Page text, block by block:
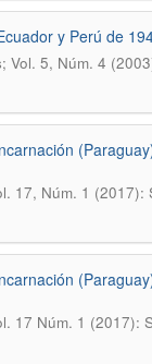
y Perú de
Vol. 5, Núm. 4
17, Núm. 1 (2017):
17 Núm. 1 (2017):